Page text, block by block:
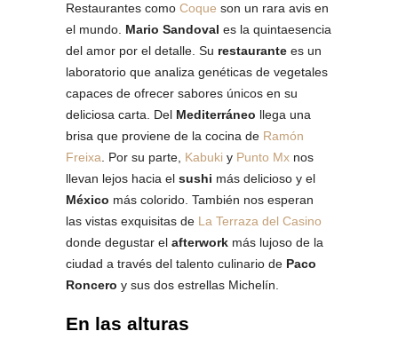
Restaurantes como Coque son un rara avis en
el mundo. Mario Sandoval es la quintaesencia
del amor por el detalle. Su restaurante es un
laboratorio que analiza genéticas de vegetales
capaces de ofrecer sabores únicos en su
deliciosa carta. Del Mediterráneo llega una
brisa que proviene de la cocina de Ramón
Freixa . Por su parte, Kabuki y Punto Mx nos
llevan lejos hacia el sushi más delicioso y el
México más colorido. También nos esperan
las vistas exquisitas de La Terraza del Casino
donde degustar el afterwork más lujoso de la
ciudad a través del talento culinario de Paco
Roncero y sus dos estrellas Michelín.
En las alturas